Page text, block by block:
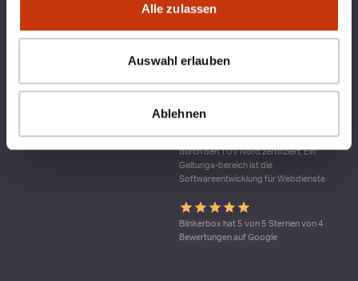
Alle zulassen
Auswahl erlauben
Ablehnen
BLINKERBOX
RECHTLICHES
Qualitätsmanagement bei blinkerbox.de –
agital.online GmbH ist nach DIN ISO 9001
durch den TÜV Nord zertifiziert. Ein
Geltungs-bereich ist die
Softwareentwicklung für Webdienste
Blinkerbox hat 5 von 5 Sternen von 4
Bewertungen auf Google